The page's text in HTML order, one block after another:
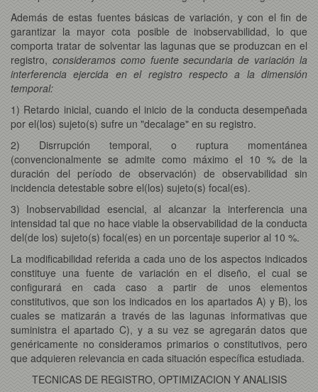
Además de estas fuentes básicas de variación, y con el fin de
garantizar la mayor cota posible de inobservabilidad, lo que
comporta tratar de solventar las lagunas que se produzcan en el
registro, consideramos como fuente secundaria de variación la
interferencia ejercida en el registro respecto a la dimensión
temporal:
1) Retardo inicial, cuando el inicio de la conducta desempeñada
por el(los) sujeto(s) sufre un "decalage" en su registro.
2) Disrrupción temporal, o ruptura momentánea
(convencionalmente se admite como máximo el 10 % de la
duración del período de observación) de observabilidad sin
incidencia detestable sobre el(los) sujeto(s) focal(es).
3) Inobservabilidad esencial, al alcanzar la interferencia una
intensidad tal que no hace viable la observabilidad de la conducta
del(de los) sujeto(s) focal(es) en un porcentaje superior al 10 %.
La modificabilidad referida a cada uno de los aspectos indicados
constituye una fuente de variación en el diseño, el cual se
configurará en cada caso a partir de unos elementos
constitutivos, que son los indicados en los apartados A) y B), los
cuales se matizarán a través de las lagunas informativas que
suministra el apartado C), y a su vez se agregarán datos que
genéricamente no consideramos primarios o constitutivos, pero
que adquieren relevancia en cada situación específica estudiada.
TECNICAS DE REGISTRO, OPTIMIZACION Y ANALISIS